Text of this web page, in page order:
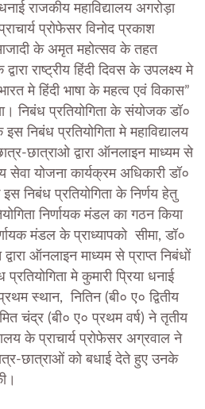
राजकीय महाविद्यालय अगरोड़ा
प्रोफेसर विनोद प्रकाश
के अमृत महोत्सव के तहत
राष्ट्रीय हिंदी दिवस के उपलक्ष्य मे
मे हिंदी भाषा के महत्व एवं विकास”
निबंध प्रतियोगिता के संयोजक डॉ०
इस निबंध प्रतियोगिता मे महाविद्यालय
छात्राओ द्वारा ऑनलाइन माध्यम से
सेवा योजना कार्यक्रम अधिकारी डॉ०
निबंध प्रतियोगिता के निर्णय हेतु
निर्णायक मंडल का गठन किया
मंडल के प्राध्यापको सीमा, डॉ०
ऑनलाइन माध्यम से प्राप्त निबंधों
मे कुमारी प्रिया धनाई
स्थान, नितिन (बी० ए० द्वितीय
चंद्र (बी० ए० प्रथम वर्ष) ने तृतीय
के प्राचार्य प्रोफेसर अग्रवाल ने
छात्राओं को बधाई देते हुए उनके